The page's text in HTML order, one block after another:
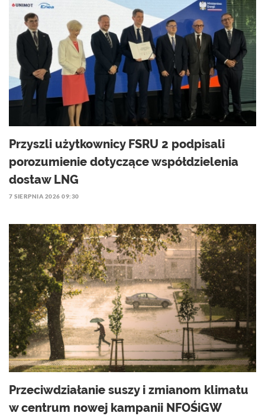
Przyszli użytkownicy FSRU 2 podpisali
porozumienie dotyczące współdzielenia
dostaw LNG
7 SIERPNIA 2026 09:30
Przeciwdziałanie suszy i zmianom klimatu
w centrum nowej kampanii NFOŚiGW